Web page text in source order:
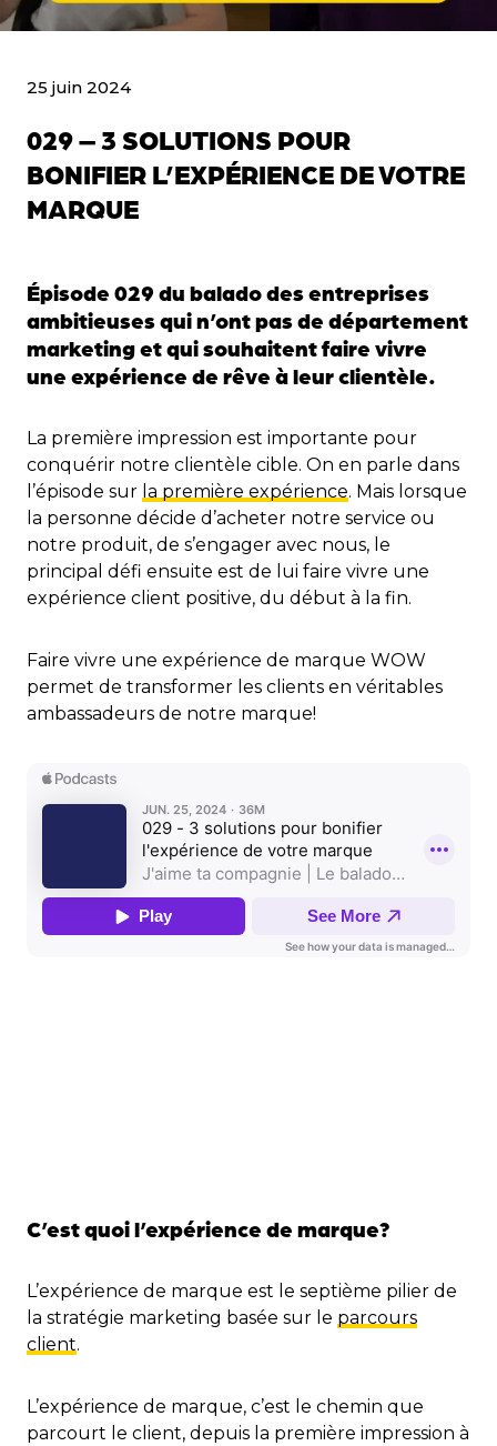
25 juin 2024
029 – 3 SOLUTIONS POUR
BONIFIER L’EXPÉRIENCE DE VOTRE
MARQUE
Épisode 029 du balado des entreprises
ambitieuses qui n’ont pas de département
marketing et qui souhaitent faire vivre
une expérience de rêve à leur clientèle.
La première impression est importante pour
conquérir notre clientèle cible. On en parle dans
l’épisode sur la première expérience. Mais lorsque
la personne décide d’acheter notre service ou
notre produit, de s’engager avec nous, le
principal défi ensuite est de lui faire vivre une
expérience client positive, du début à la fin.
Faire vivre une expérience de marque WOW
permet de transformer les clients en véritables
ambassadeurs de notre marque!
C’est quoi l’expérience de marque?
L’expérience de marque est le septième pilier de
la stratégie marketing basée sur le parcours
client.
L’expérience de marque, c’est le chemin que
parcourt le client, depuis la première impression à